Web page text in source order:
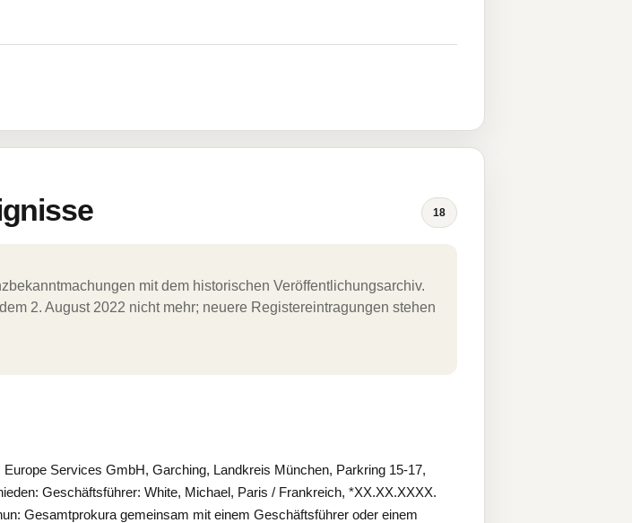
18
mit dem historischen Veröffentlichungsarchiv.
2. August 2022 nicht mehr; neuere Registereintragungen stehen
Services GmbH, Garching, Landkreis München, Parkring 15-17,
Geschäftsführer: White, Michael, Paris / Frankreich, *XX.XX.XXXX.
Gesamtprokura gemeinsam mit einem Geschäftsführer oder einem